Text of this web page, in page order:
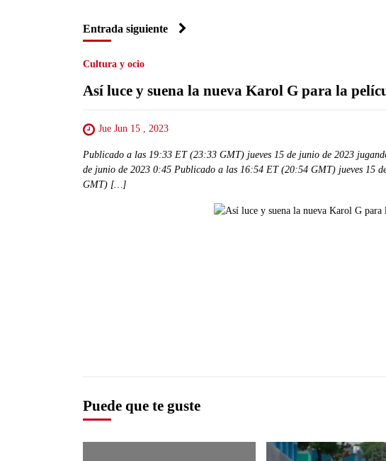
Entrada siguiente
Cultura y ocio
Así luce y suena la nueva Karol G para la
Jue Jun 15 , 2023
Publicado a las 19:33 ET (23:33 GMT) jueves 15 de junio de 2023
de junio de 2023 0:45 Publicado a las 16:54 ET (20:54 GMT) jueves 15
GMT) […]
Puede que te guste